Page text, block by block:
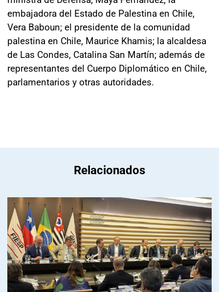
embajadora del Estado de Palestina en Chile,
Vera Baboun; el presidente de la comunidad
palestina en Chile, Maurice Khamis; la alcaldesa
de Las Condes, Catalina San Martín; además de
representantes del Cuerpo Diplomático en Chile,
parlamentarios y otras autoridades.
Relacionados